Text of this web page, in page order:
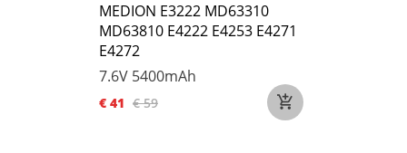
MEDION E3222 MD63310
MD63810 E4222 E4253 E4271
E4272
7.6V 5400mAh
€ 41 € 59